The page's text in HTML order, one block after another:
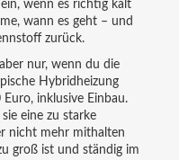
wenn es richtig kalt
wann es geht – und
zurück.
nur, wenn du die
Hybridheizung
inklusive Einbau.
eine zu starke
nicht mehr mithalten
groß ist und ständig im